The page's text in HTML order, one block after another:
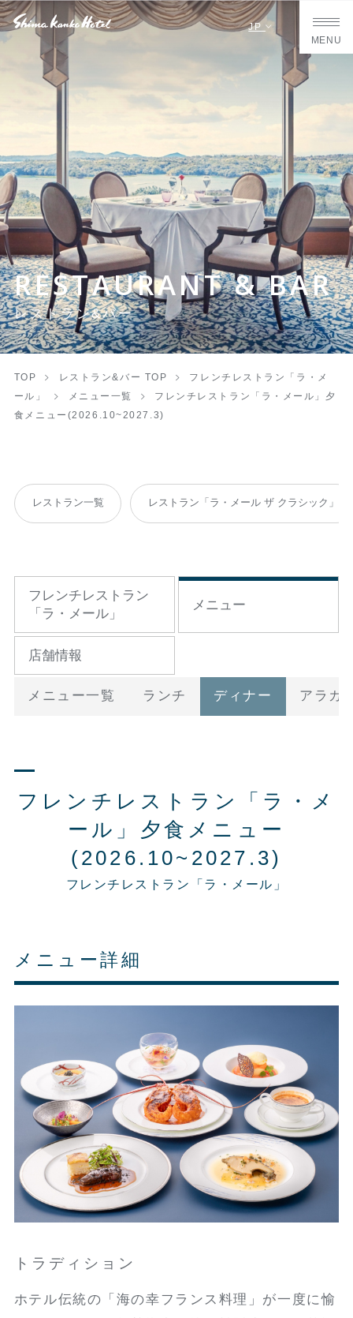
JP
MENU
RESTAURANT & BAR
レストラン&バー
TOP レストラン&バー TOP
フレンチレストラン「ラ・メ
ール」
メニュー一覧
フレンチレストラン「ラ・メール」夕
食メニュー(2026.10~2027.3)
レストラン一覧 レストラン「ラ・メール ザ クラシック」
フレンチレストラン
「ラ・メール」
メニュー
店舗情報
メニュー一覧 ランチ ディナー アラカ
フレンチレストラン「ラ・メ
ール」夕食メニュー
(2026.10~2027.3)
フレンチレストラン「ラ・メール」
メニュー詳細
トラディション
ホテル伝統の「海の幸フランス料理」が一度に愉